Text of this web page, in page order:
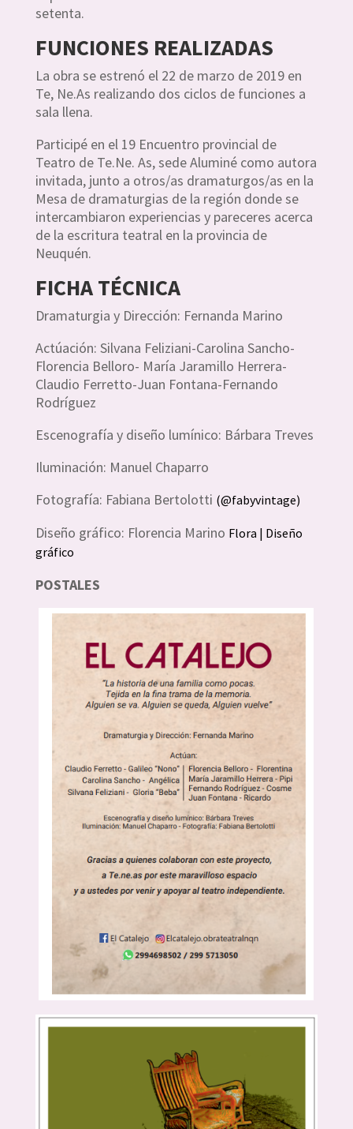
setenta.
FUNCIONES REALIZADAS
La obra se estrenó el 22 de marzo de 2019 en
Te, Ne.As realizando dos ciclos de funciones a
sala llena.
Participé en el 19 Encuentro provincial de
Teatro de Te.Ne. As, sede Aluminé como autora
invitada, junto a otros/as dramaturgos/as en la
Mesa de dramaturgias de la región donde se
intercambiaron experiencias y pareceres acerca
de la escritura teatral en la provincia de
Neuquén.
FICHA TÉCNICA
Dramaturgia y Dirección: Fernanda Marino
Actúación: Silvana Feliziani-Carolina Sancho-
Florencia Belloro- María Jaramillo Herrera-
Claudio Ferretto-Juan Fontana-Fernando
Rodríguez
Escenografía y diseño lumínico: Bárbara Treves
Iluminación: Manuel Chaparro
Fotografía: Fabiana Bertolotti (@fabyvintage)
Diseño gráfico: Florencia Marino Flora | Diseño
gráfico
POSTALES